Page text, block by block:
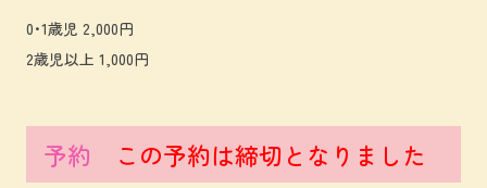
0･1歳児 2,000円
2歳児以上 1,000円
予約 この予約は締切となりました